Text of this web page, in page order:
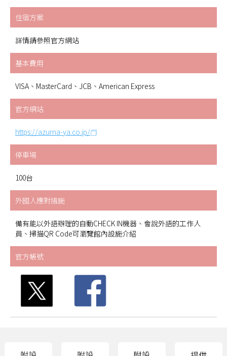
住宿方案
詳情請參照官方網站
基本費用
VISA、MasterCard、JCB、American Express
官方網站
https://azuma-ya.co.jp/
停車場
100台
外國人應對措施
備有能以外語辦理的自動CHECK IN機器、會說外語的工作人
員、掃描QR Code可瀏覽館內設施介紹
官方帳號